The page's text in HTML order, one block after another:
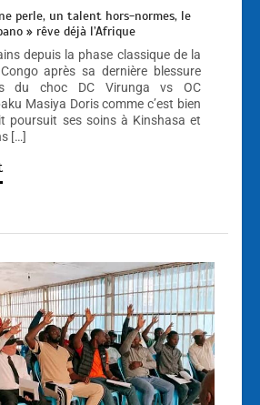
perle, un talent hors-normes, le
» rêve déjà l’Afrique
depuis la phase classique de la
après sa dernière blessure
du choc DC Virunga vs OC
Masiya Doris comme c’est bien
poursuit ses soins à Kinshasa et
[…]